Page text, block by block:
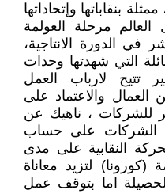
بنقاباتها وإتحاداتها
مرحلة العولمة
في الدورة الانتاجية،
التي شهدتها وحدات
تتيح لارباب العمل
العمال والاعتماد على
للشركات ، ناهيك عن
الشركات على حساب
النقابية على مدى
لتزيد معاناة
اما بتوقف عمل